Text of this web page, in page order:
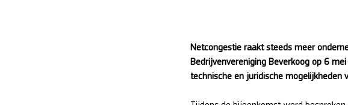
Netcongestie raakt steeds meer
Bedrijvenvereniging Beverkoog op 6
technische en juridische mogelijkheden